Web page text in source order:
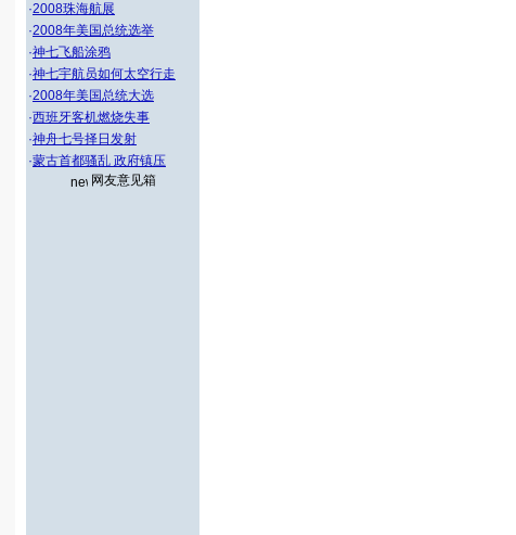
·2008珠海航展
·2008年美国总统选举
·神七飞船涂鸦
·神七宇航员如何太空行走
·2008年美国总统大选
·西班牙客机燃烧失事
·神舟七号择日发射
·蒙古首都骚乱 政府镇压
网友意见箱